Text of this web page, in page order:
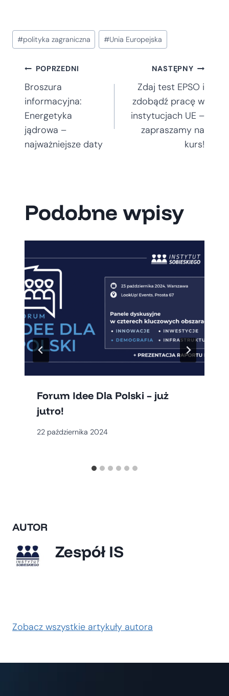
Tagi
wpisu:
#polityka zagraniczna #Unia Europejska
Nawigacja
wpisu
POPRZEDNI
Broszura
informacyjna:
Energetyka
jądrowa –
najważniejsze daty
NASTĘPNY
Zdaj test EPSO i
zdobądź pracę w
instytucjach UE –
zapraszamy na
kurs!
Podobne wpisy
Forum Idee Dla Polski – już
jutro!
22 października 2024
AUTOR
Zespół IS
Zobacz wszystkie artykuły autora